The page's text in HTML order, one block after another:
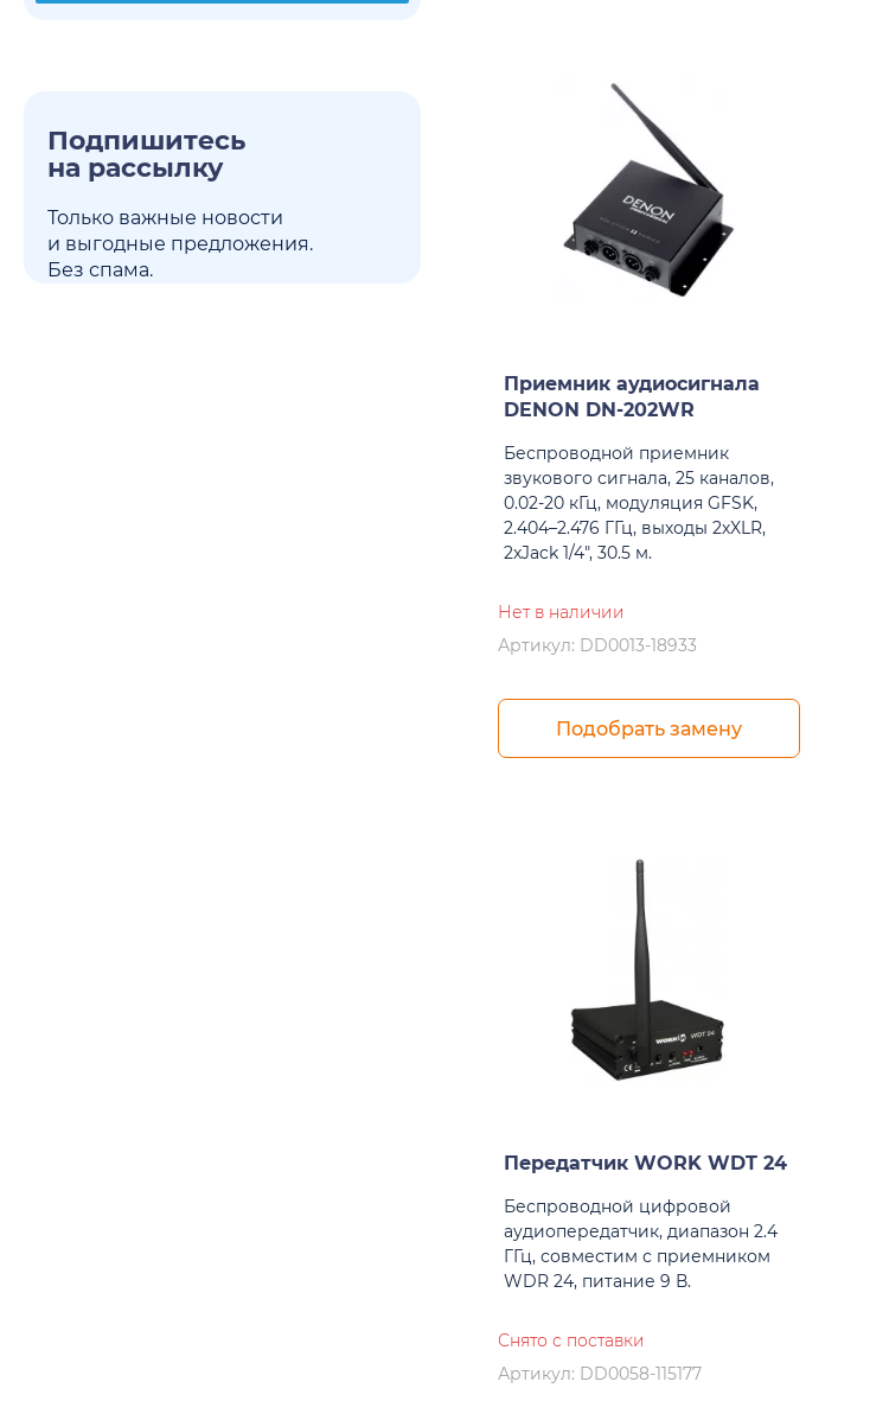
Подпишитесь
на рассылку
Только важные новости
и выгодные предложения.
Без спама.
Приемник аудиосигнала
DENON DN-202WR
Беспроводной приемник
звукового сигнала, 25 каналов,
0.02-20 кГц, модуляция GFSK,
2.404–2.476 ГГц, выходы 2хXLR,
2xJack 1/4", 30.5 м.
Нет в наличии
Артикул: DD0013-18933
Подобрать замену
Передатчик WORK WDT 24
Беспроводной цифровой
аудиопередатчик, диапазон 2.4
ГГц, совместим с приемником
WDR 24, питание 9 В.
Снято с поставки
Артикул: DD0058-115177